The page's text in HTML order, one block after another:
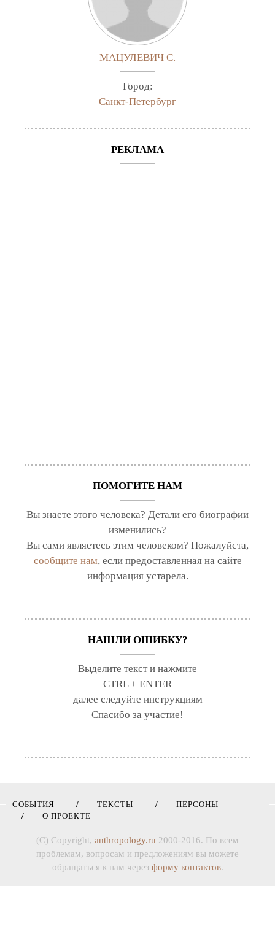
МАЦУЛЕВИЧ С.
Город:
Санкт-Петербург
РЕКЛАМА
ПОМОГИТЕ НАМ
Вы знаете этого человека? Детали его биографии
изменились?
Вы сами являетесь этим человеком? Пожалуйста,
сообщите нам, если предоставленная на сайте
информация устарела.
НАШЛИ ОШИБКУ?
Выделите текст и нажмите
CTRL + ENTER
далее следуйте инструкциям
Спасибо за участие!
СОБЫТИЯ ТЕКСТЫ
ПЕРСОНЫ
О ПРОЕКТЕ
(C) Copyright, anthropology.ru 2000-2016. По всем
проблемам, вопросам и предложениям вы можете
обращаться к нам через форму контактов.